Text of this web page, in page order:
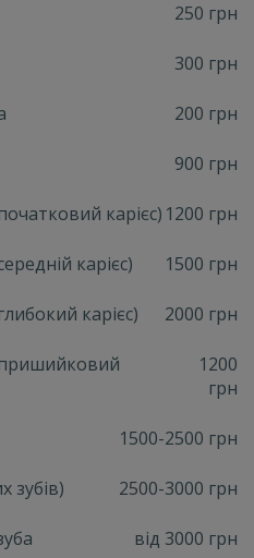
250 грн
300 грн
200 грн
900 грн
карієс) 1200 грн
карієс) 1500 грн
карієс) 2000 грн
1200
грн
1500-2500 грн
зубів) 2500-3000 грн
від 3000 грн